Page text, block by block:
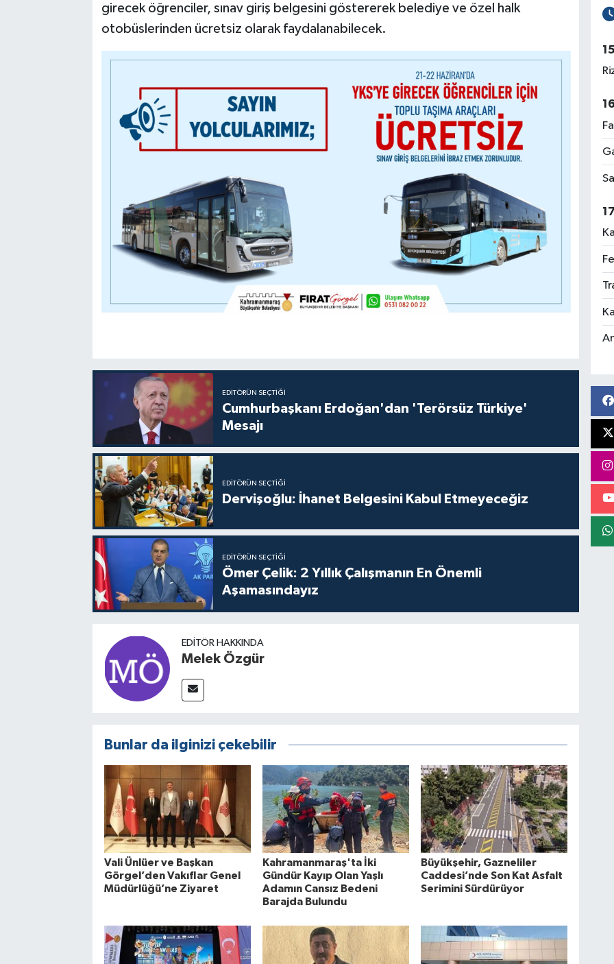
girecek öğrenciler, sınav giriş belgesini göstererek belediye ve özel halk
otobüslerinden ücretsiz olarak faydalanabilecek.
EDITÖRÜN SEÇTIĞI
Cumhurbaşkanı Erdoğan'dan 'Terörsüz Türkiye'
Mesajı
EDITÖRÜN SEÇTIĞI
Dervişoğlu: İhanet Belgesini Kabul Etmeyeceğiz
EDITÖRÜN SEÇTIĞI
Ömer Çelik: 2 Yıllık Çalışmanın En Önemli
Aşamasındayız
EDITÖR HAKKINDA
Melek Özgür
Bunlar da ilginizi çekebilir
Vali Ünlüer ve Başkan
Görgel’den Vakıflar Genel
Müdürlüğü’ne Ziyaret
Kahramanmaraş'ta İki
Gündür Kayıp Olan Yaşlı
Adamın Cansız Bedeni
Barajda Bulundu
Büyükşehir, Gazneliler
Caddesi’nde Son Kat Asfalt
Serimini Sürdürüyor